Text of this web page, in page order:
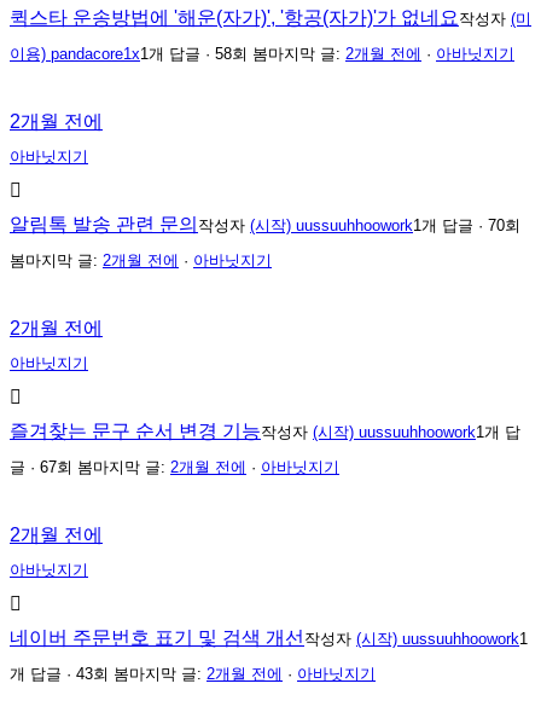
퀵스타 운송방법에 '해운(자가)', '항공(자가)'가 없네요 작성자 (미
이용) pandacore1x1개 답글 · 58회 봄마지막 글: 2개월 전에 · 아바닛지기
2개월 전에
아바닛지기
알림톡 발송 관련 문의 작성자 (시작) uussuuhhoowork1개 답글 · 70회
봄마지막 글: 2개월 전에 · 아바닛지기
2개월 전에
아바닛지기
즐겨찾는 문구 순서 변경 기능작성자 (시작) uussuuhhoowork1개 답
글 · 67회 봄마지막 글: 2개월 전에 · 아바닛지기
2개월 전에
아바닛지기
네이버 주문번호 표기 및 검색 개선 작성자 (시작) uussuuhhoowork1
개 답글 · 43회 봄마지막 글: 2개월 전에 · 아바닛지기